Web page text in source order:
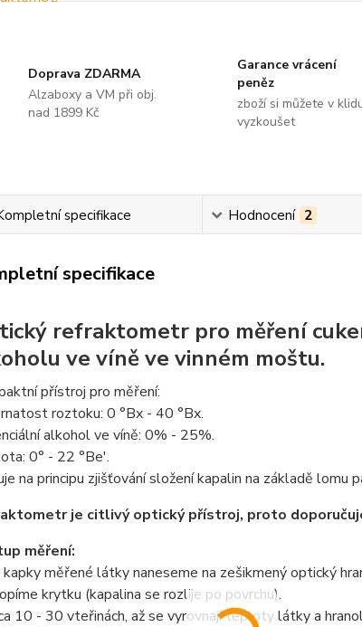
Doprava ZDARMA
Alzaboxy a VM při obj.
nad 1899 Kč
Garance vrácení
peněz
zboží si můžete v
vyzkoušet
specifikace Hodnocení 2
specifikace
refraktometr pro měření
ve víně ve vinném moštu.
přístroj pro měření:
roztoku: 0 °Bx - 40 °Bx.
alkohol ve víně: 0% - 25%.
0° - 22 °Be'.
na principu zjišťování složení kapalin na základě lomu
je citlivý optický přístroj, proto
měření:
měřené látky naneseme na zešikmený optický
krytku (kapalina se rozlije po povrchu).
10 - 30 vteřinách, až se vyrovnají teploty látky a